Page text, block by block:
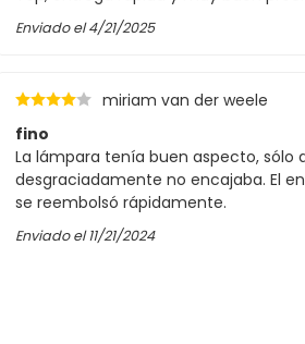
Enviado el4/21/2025
miriam van der weele
fino
La lámpara tenía buen aspecto, sólo
desgraciadamente no encajaba. El
se reembolsó rápidamente.
Enviado el11/21/2024